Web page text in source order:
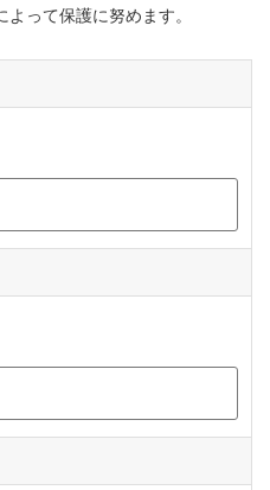
って保護に努めます。